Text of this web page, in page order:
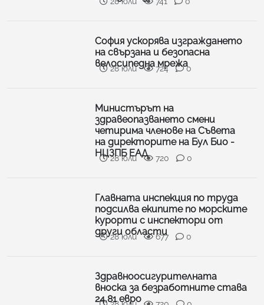
София ускорява изграждането
на свързана и безопасна
велосипедна мрежа
28 юли 724 0
Министърът на
здравеопазването смени
четирима членове на Съвета
на директорите на Бул Био -
НЦЗПБ ЕАД
28 юли 720 0
Главната инспекция по труда
подсилва екипите по морските
курорти с инспектори от
други области
28 юли 677 0
Здравноосигурителната
вноска за безработните става
24,81 евро